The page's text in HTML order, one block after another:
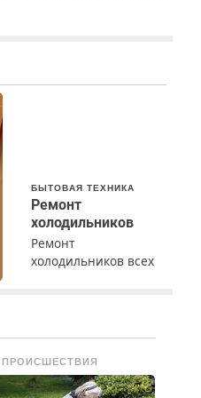
БЫТОВАЯ ТЕХНИКА
Ремонт
холодильников
Ремонт
холодильников всех
районы. Скидка.
Вызов бесплатный.
ПРОИСШЕСТВИЯ